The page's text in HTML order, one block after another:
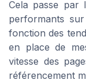
Cela passe par
performants
fonction des
en place de
vitesse des
référencement